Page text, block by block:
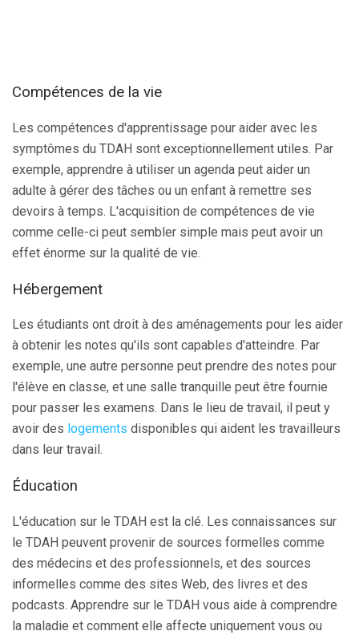
Compétences de la vie
Les compétences d'apprentissage pour aider avec les
symptômes du TDAH sont exceptionnellement utiles. Par
exemple, apprendre à utiliser un agenda peut aider un
adulte à gérer des tâches ou un enfant à remettre ses
devoirs à temps. L'acquisition de compétences de vie
comme celle-ci peut sembler simple mais peut avoir un
effet énorme sur la qualité de vie.
Hébergement
Les étudiants ont droit à des aménagements pour les aider
à obtenir les notes qu'ils sont capables d'atteindre. Par
exemple, une autre personne peut prendre des notes pour
l'élève en classe, et une salle tranquille peut être fournie
pour passer les examens. Dans le lieu de travail, il peut y
avoir des logements disponibles qui aident les travailleurs
dans leur travail.
Éducation
L'éducation sur le TDAH est la clé. Les connaissances sur
le TDAH peuvent provenir de sources formelles comme
des médecins et des professionnels, et des sources
informelles comme des sites Web, des livres et des
podcasts. Apprendre sur le TDAH vous aide à comprendre
la maladie et comment elle affecte uniquement vous ou